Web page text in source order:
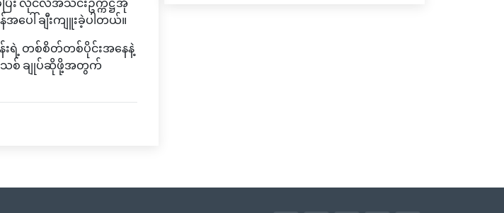
ေါ် ချီးကျူးခဲ့ပါတယ်။
ရဲ့ တစ်စိတ်တစ်ပိုင်းအနေနဲ့
သစ် ချုပ်ဆိုဖို့အတွက်